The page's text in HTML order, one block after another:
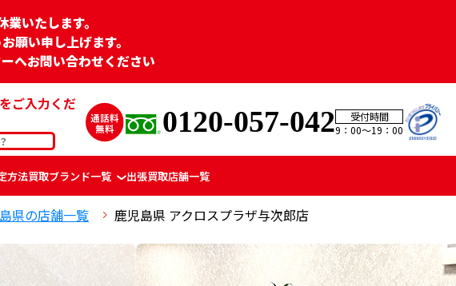
いたします。
願い申し上げます。
へお問い合わせください
ご入力くだ
0120-057-042
受付時間
9：00〜19：00
方法買取ブランド一覧 出張買取店舗一覧
県の店舗一覧 鹿児島県 アクロスプラザ与次郎店